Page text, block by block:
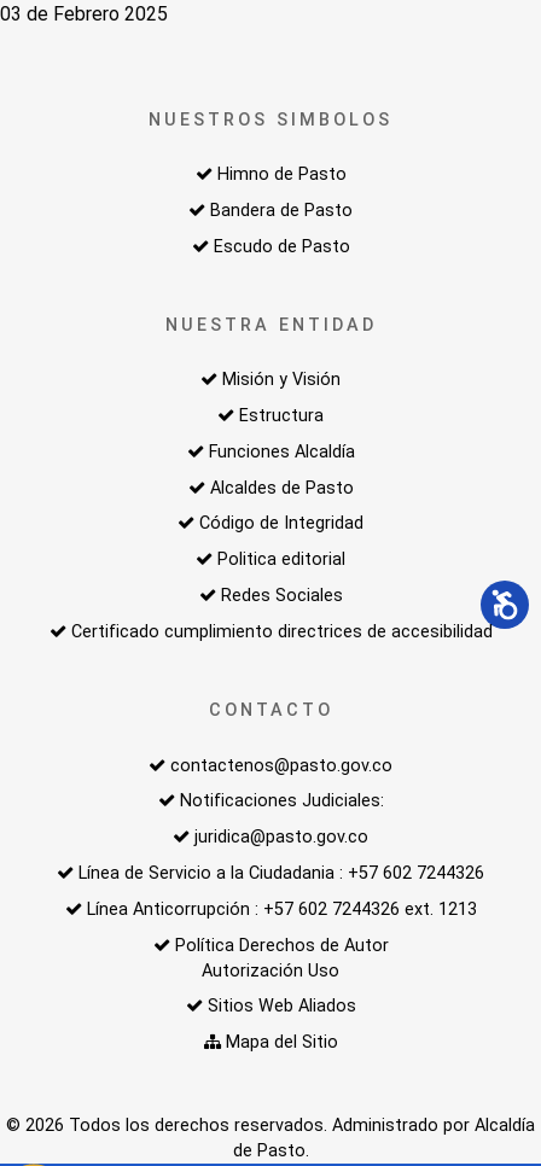
03 de Febrero 2025
NUESTROS SIMBOLOS
Himno de Pasto
Bandera de Pasto
Escudo de Pasto
NUESTRA ENTIDAD
Misión y Visión
Estructura
Funciones Alcaldía
Alcaldes de Pasto
Código de Integridad
Politica editorial
Redes Sociales
Certificado cumplimiento directrices de accesibilidad
CONTACTO
contactenos@pasto.gov.co
Notificaciones Judiciales:
juridica@pasto.gov.co
Línea de Servicio a la Ciudadania : +57 602 7244326
Línea Anticorrupción : +57 602 7244326 ext. 1213
Política Derechos de Autor
Autorización Uso
Sitios Web Aliados
Mapa del Sitio
© 2026 Todos los derechos reservados. Administrado por Alcaldía
de Pasto.